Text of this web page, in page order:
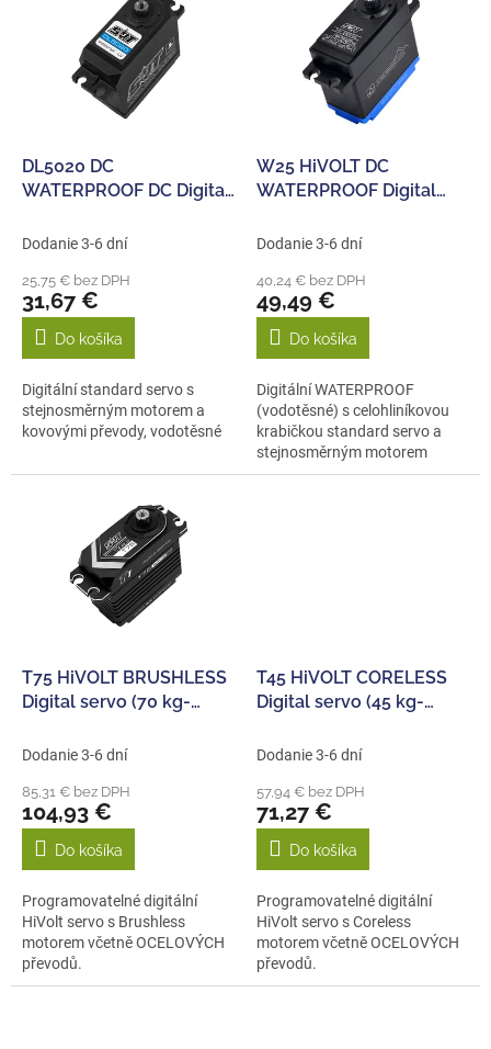
u
DL5020 DC
WATERPROOF DC Digital
Dodanie 3-6 dní
25,75 € bez DPH
31,67 €
Do košíka
Digitální standard servo s
stejnosměrným motorem a
kovovými převody, vodotěsné
W25 HiVOLT DC
WATERPROOF Digital
Dodanie 3-6 dní
40,24 € bez DPH
49,49 €
Do košíka
Digitální WATERPROOF
(vodotěsné) s celohliníkovou
krabičkou standard servo a
stejnosměrným motorem
včetně...
T75 HiVOLT BRUSHLESS
Digital servo (70 kg-
Dodanie 3-6 dní
85,31 € bez DPH
104,93 €
Do košíka
Programovatelné digitální
HiVolt servo s Brushless
motorem včetně OCELOVÝCH
převodů.
T45 HiVOLT CORELESS
Digital servo (45 kg-
Dodanie 3-6 dní
57,94 € bez DPH
71,27 €
Do košíka
Programovatelné digitální
HiVolt servo s Coreless
motorem včetně OCELOVÝCH
převodů.